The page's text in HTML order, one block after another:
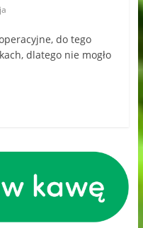
do tego
dlatego nie mogło